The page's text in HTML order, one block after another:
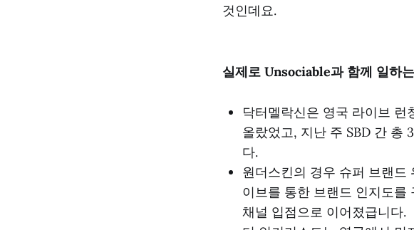
것인데요.
실제로 Unsociable과 함께 일하
닥터멜락신은 영국 라이브
올랐었고, 지난 주 SBD 간 총
다.
원더스킨의 경우 슈퍼 브랜드
이브를 통한 브랜드 인지도
채널 입점으로 이어졌급니다.